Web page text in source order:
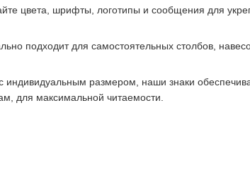
цвета, шрифты, логотипы и сообщения для
подходит для самостоятельных столбов,
индивидуальным размером, наши знаки
для максимальной читаемости.